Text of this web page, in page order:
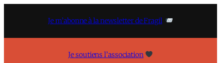
Je m’abonne à la newsletter de Fragil
Je soutiens l’association